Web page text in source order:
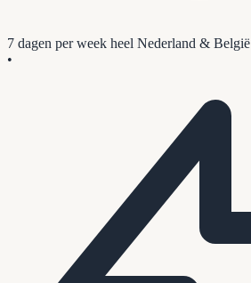
7 dagen per week heel Nederland & België
•